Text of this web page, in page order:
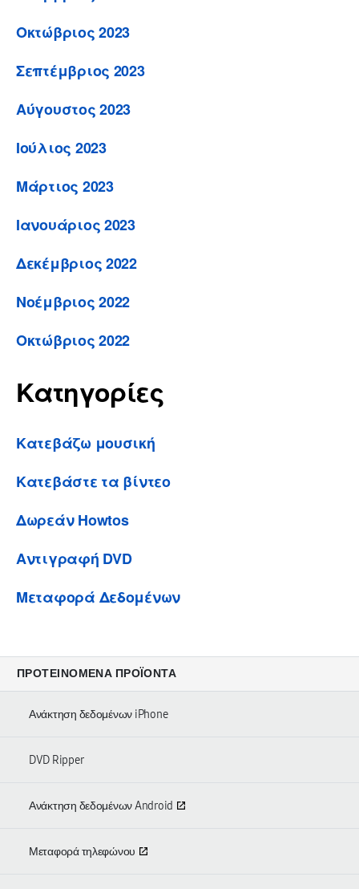
Οκτώβριος 2023
Σεπτέμβριος 2023
Αύγουστος 2023
Ιούλιος 2023
Μάρτιος 2023
Ιανουάριος 2023
Δεκέμβριος 2022
Νοέμβριος 2022
Οκτώβριος 2022
Κατηγορίες
Κατεβάζω μουσική
Κατεβάστε τα βίντεο
Δωρεάν Howtos
Αντιγραφή DVD
Μεταφορά Δεδομένων
ΠΡΟΤΕΙΝΌΜΕΝΑ ΠΡΟΪΌΝΤΑ
Ανάκτηση δεδομένων iPhone
DVD Ripper
Ανάκτηση δεδομένων Android
Μεταφορά τηλεφώνου